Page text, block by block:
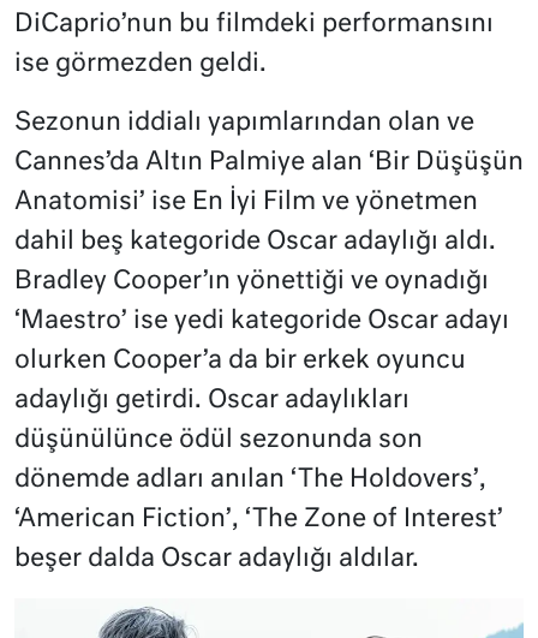
DiCaprio’nun bu filmdeki performansını
ise görmezden geldi.
Sezonun iddialı yapımlarından olan ve
Cannes’da Altın Palmiye alan ‘Bir Düşüşün
Anatomisi’ ise En İyi Film ve yönetmen
dahil beş kategoride Oscar adaylığı aldı.
Bradley Cooper’ın yönettiği ve oynadığı
‘Maestro’ ise yedi kategoride Oscar adayı
olurken Cooper’a da bir erkek oyuncu
adaylığı getirdi. Oscar adaylıkları
düşünülünce ödül sezonunda son
dönemde adları anılan ‘The Holdovers’,
‘American Fiction’, ‘The Zone of Interest’
beşer dalda Oscar adaylığı aldılar.